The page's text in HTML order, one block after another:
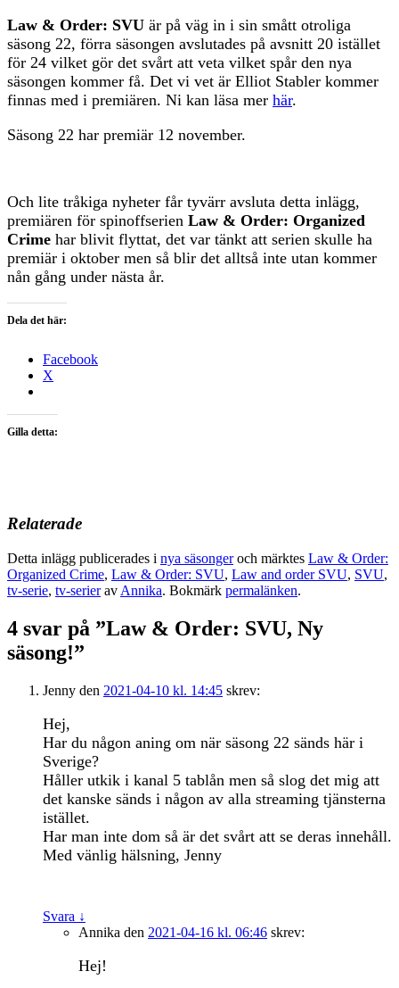
Law & Order: SVU är på väg in i sin smått otroliga
säsong 22, förra säsongen avslutades på avsnitt 20 istället
för 24 vilket gör det svårt att veta vilket spår den nya
säsongen kommer få. Det vi vet är Elliot Stabler kommer
finnas med i premiären. Ni kan läsa mer här.
Säsong 22 har premiär 12 november.
Och lite tråkiga nyheter får tyvärr avsluta detta inlägg,
premiären för spinoffserien Law & Order: Organized
Crime har blivit flyttat, det var tänkt att serien skulle ha
premiär i oktober men så blir det alltså inte utan kommer
nån gång under nästa år.
Dela det här:
Facebook
X
Gilla detta:
Relaterade
Detta inlägg publicerades i nya säsongeroch märktes Law & Order:
Organized Crime, Law & Order: SVU, Law and order SVU, SVU,
tv-serie, tv-serierav Annika. Bokmärk permalänken.
4 svar på ”Law & Order: SVU, Ny
säsong!”
Jenny den 2021-04-10 kl. 14:45 skrev:
Hej,
Har du någon aning om när säsong 22 sänds här i
Sverige?
Håller utkik i kanal 5 tablån men så slog det mig att
det kanske sänds i någon av alla streaming tjänsterna
istället.
Har man inte dom så är det svårt att se deras innehåll.
Med vänlig hälsning, Jenny
Svara ↓
Annika den 2021-04-16 kl. 06:46 skrev:
Hej!